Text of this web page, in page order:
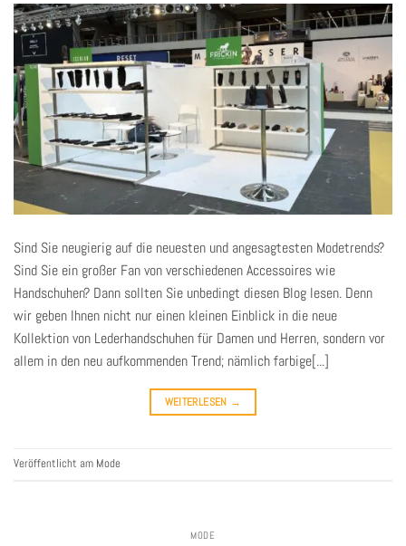
Sind Sie neugierig auf die neuesten und angesagtesten Modetrends?
Sind Sie ein großer Fan von verschiedenen Accessoires wie
Handschuhen? Dann sollten Sie unbedingt diesen Blog lesen. Denn
wir geben Ihnen nicht nur einen kleinen Einblick in die neue
Kollektion von Lederhandschuhen für Damen und Herren, sondern vor
allem in den neu aufkommenden Trend; nämlich farbige[...]
WEITERLESEN →
Veröffentlicht am Mode
MODE